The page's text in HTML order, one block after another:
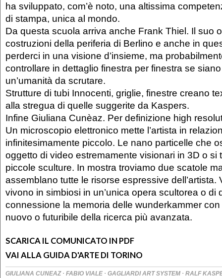
ha sviluppato, com’è noto, una altissima
di stampa, unica al mondo.
Da questa scuola arriva anche Frank Thiel. Il suo
costruzioni della periferia di Berlino e anche in
perderci in una visione d’insieme, ma
controllare in dettaglio finestra per finestra se
un’umanità da scrutare.
Strutture di tubi Innocenti, griglie, finestre creano
alla stregua di quelle suggerite da Kaspers.
Infine Giuliana Cunèaz. Per definizione high
Un microscopio elettronico mette l’artista in
infinitesimamente piccolo. Le nano particelle che
oggetto di video estremamente visionari in 3D o si
piccole sculture. In mostra troviamo due scatole
assemblano tutte le risorse espressive dell’artista.
vivono in simbiosi in un’unica opera scultorea o di
connessione la memoria delle wunderkammer con
nuovo o futuribile della ricerca più avanzata.
SCARICA IL COMUNICATO IN PDF
VAI ALLA GUIDA D'ARTE DI TORINO
GIULIANA CUNEAZ · FABIO VIALE · GAGLIARDI ART SYSTEM · RALF